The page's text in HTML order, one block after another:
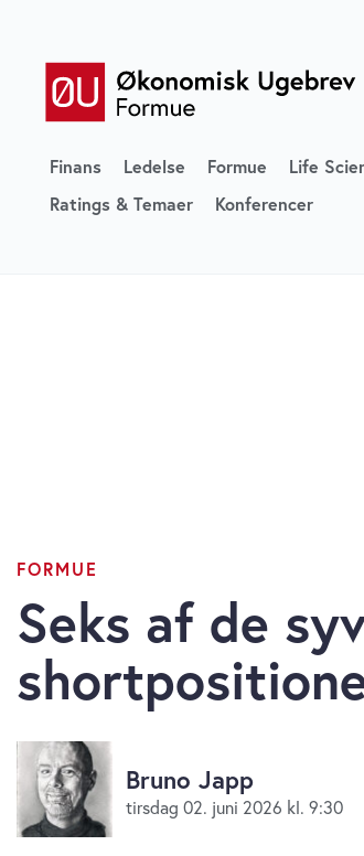
Finans Ledelse Formue Life
Ratings & Temaer
Konferencer
FORMUE
Seks af de
Bruno Japp
tirsdag 02. juni 2026 kl. 9:30